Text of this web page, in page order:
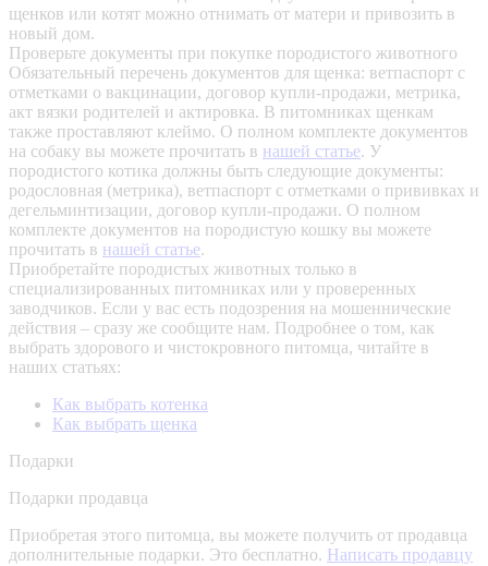
щенков или котят можно отнимать от матери и привозить в
новый дом.
Проверьте документы при покупке породистого животного
Обязательный перечень документов для щенка: ветпаспорт с
отметками о вакцинации, договор купли-продажи, метрика,
акт вязки родителей и актировка. В питомниках щенкам
также проставляют клеймо. О полном комплекте документов
на собаку вы можете прочитать в нашей статье. У
породистого котика должны быть следующие документы:
родословная (метрика), ветпаспорт с отметками о прививках и
дегельминтизации, договор купли-продажи. О полном
комплекте документов на породистую кошку вы можете
прочитать в нашей статье.
Приобретайте породистых животных только в
специализированных питомниках или у проверенных
заводчиков. Если у вас есть подозрения на мошеннические
действия – сразу же сообщите нам. Подробнее о том, как
выбрать здорового и чистокровного питомца, читайте в
наших статьях:
Как выбрать котенка
Как выбрать щенка
Подарки
Подарки продавца
Приобретая этого питомца, вы можете получить от продавца
дополнительные подарки. Это бесплатно. Написать продавцу